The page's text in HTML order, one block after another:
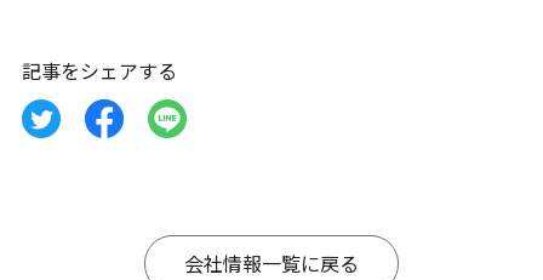
記事をシェアする
会社情報一覧に戻る